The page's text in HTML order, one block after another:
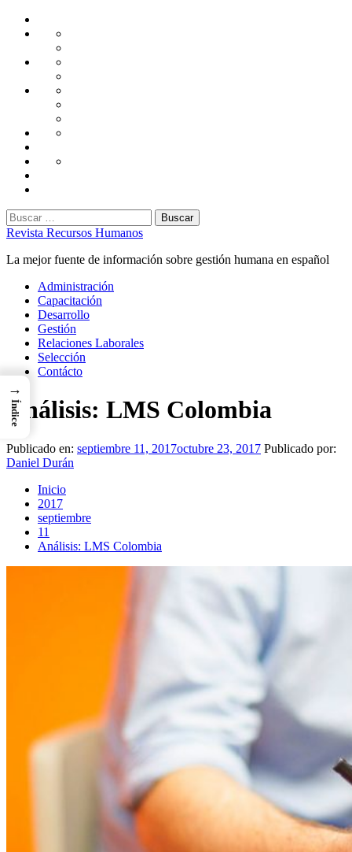
Saltar
Administración
Capacitación
Desarrollo
Gestión
Laborales
Selección
Buscar:
Revista Recursos Humanos
La mejor fuente de información sobre gestión humana en español
Menú
principal
Administración
Capacitación
Desarrollo
Gestión
Relaciones Laborales
Selección
Contácto
Análisis: LMS Colombia
Publicado en: septiembre 11, 2017octubre 23, 2017 Publicado por:
Daniel Durán
Inicio
2017
septiembre
11
Análisis: LMS Colombia
→
Índice